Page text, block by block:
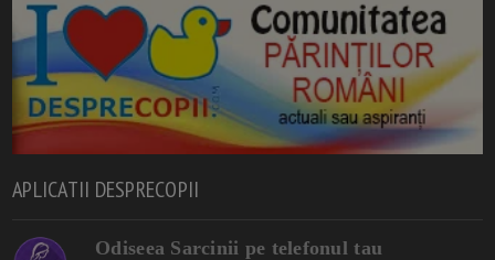
APLICATII DESPRECOPII
Odiseea Sarcinii pe telefonul tau